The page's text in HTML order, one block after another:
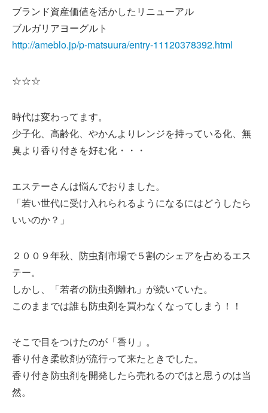
ブランド資産価値を活かしたリニューアル
ブルガリアヨーグルト
http://ameblo.jp/p-matsuura/entry-11120378392.html
☆☆☆
時代は変わってます。
少子化、高齢化、やかんよりレンジを持っている化、無
臭より香り付きを好む化・・・
エステーさんは悩んでおりました。
「若い世代に受け入れられるようになるにはどうしたら
いいのか？」
２００９年秋、防虫剤市場で５割のシェアを占めるエス
テー。
しかし、「若者の防虫剤離れ」が続いていた。
このままでは誰も防虫剤を買わなくなってしまう！！
そこで目をつけたのが「香り」。
香り付き柔軟剤が流行って来たときでした。
香り付き防虫剤を開発したら売れるのではと思うのは当
然。